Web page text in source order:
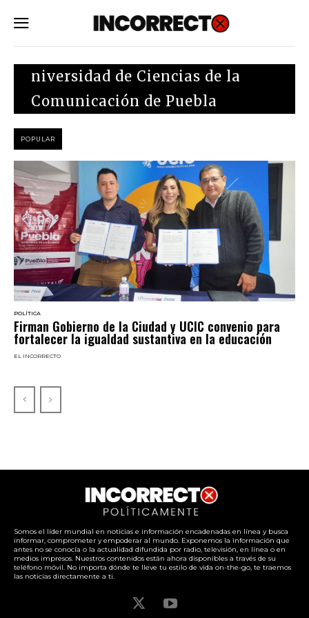
niversidad de Ciencias de la
Comunicación de Puebla
POPULAR
POLÍTICA
Firman Gobierno de la Ciudad y UCIC convenio para
fortalecer la igualdad sustantiva en la educación
EL INCORRECTO
Somos el líder mundial en noticias e información encadenadas en línea y busca
informar, comprometer y empoderar al mundo. Exponemos la información que
antes no se conocía o la actualidad difundida por radio, televisión, en línea o en
medios impresos. Nuestros contenidos están ahora disponibles a través de su
teléfono móvil. No importa dónde te lleve tu estilo de vida on-the-go, te traemos
las noticias directamente a ti.